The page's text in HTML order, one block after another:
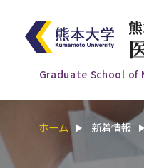
Graduate School of
ホーム 新着情報